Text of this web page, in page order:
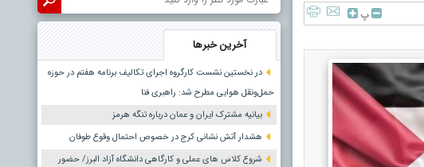
پ
آخرین خبرها
در نخستین نشست کارگروه اجرای تکالیف برنامه هفتم در حوزه
حمل‌ونقل هوایی مطرح شد: راهبری فنا
بیانیه مشترک ایران و عمان درباره تنگه هرمز
هشدار آتش نشانی کرج در خصوص احتمال وقوع طوفان
شروع کلاس های عملی و کارگاهی دانشگاه آزاد البرز/ حضور